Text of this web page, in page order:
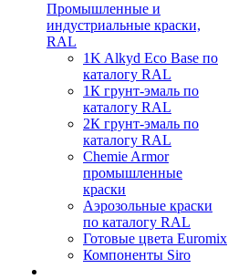
Промышленные и
индустриальные краски,
RAL
1K Alkyd Eco Base по
каталогу RAL
1К грунт-эмаль по
каталогу RAL
2К грунт-эмаль по
каталогу RAL
Chemie Armor
промышленные
краски
Аэрозольные краски
по каталогу RAL
Готовые цвета Euromix
Компоненты Siro